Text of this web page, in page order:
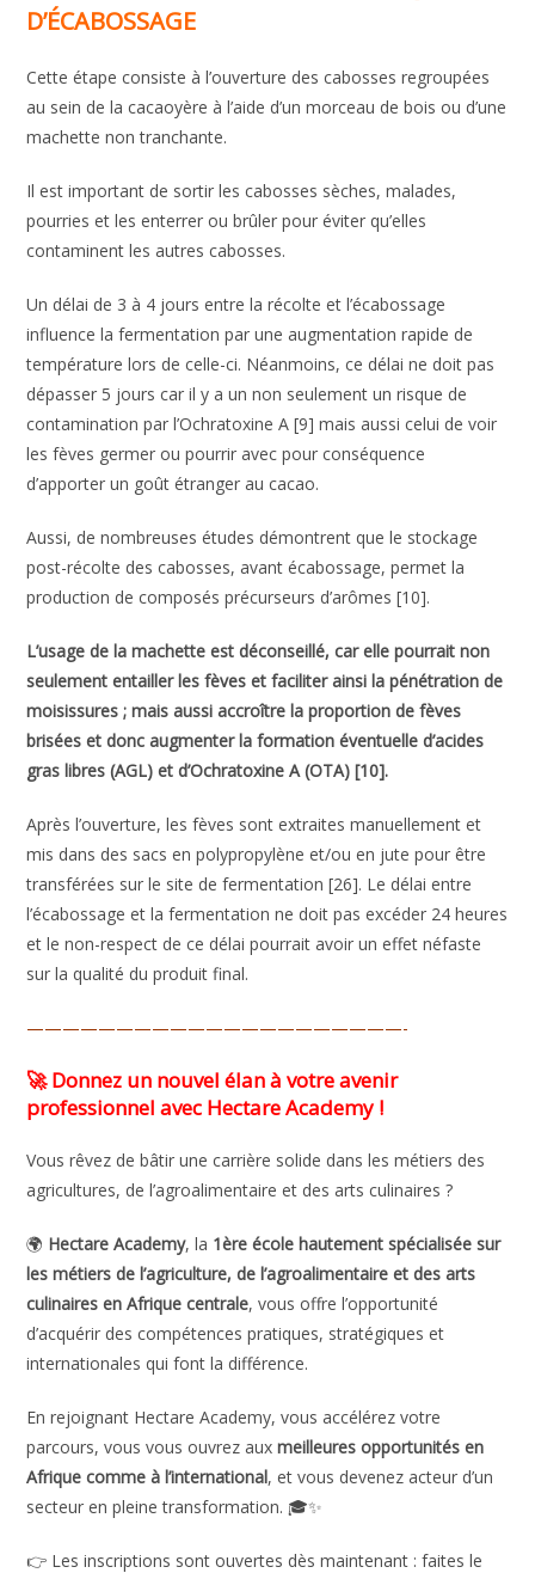
D’ÉCABOSSAGE
Cette étape consiste à l’ouverture des cabosses regroupées
au sein de la cacaoyère à l’aide d’un morceau de bois ou d’une
machette non tranchante.
Il est important de sortir les cabosses sèches, malades,
pourries et les enterrer ou brûler pour éviter qu’elles
contaminent les autres cabosses.
Un délai de 3 à 4 jours entre la récolte et l’écabossage
influence la fermentation par une augmentation rapide de
température lors de celle-ci. Néanmoins, ce délai ne doit pas
dépasser 5 jours car il y a un non seulement un risque de
contamination par l’Ochratoxine A [9] mais aussi celui de voir
les fèves germer ou pourrir avec pour conséquence
d’apporter un goût étranger au cacao.
Aussi, de nombreuses études démontrent que le stockage
post-récolte des cabosses, avant écabossage, permet la
production de composés précurseurs d’arômes [10].
L’usage de la machette est déconseillé, car elle pourrait non
seulement entailler les fèves et faciliter ainsi la pénétration de
moisissures ; mais aussi accroître la proportion de fèves
brisées et donc augmenter la formation éventuelle d’acides
gras libres (AGL) et d’Ochratoxine A (OTA)[10].
Après l’ouverture, les fèves sont extraites manuellement et
mis dans des sacs en polypropylène et/ou en jute pour être
transférées sur le site de fermentation [26]. Le délai entre
l’écabossage et la fermentation ne doit pas excéder 24 heures
et le non-respect de ce délai pourrait avoir un effet néfaste
sur la qualité du produit final.
—————————————————————-
🚀Donnez un nouvel élan à votre avenir
professionnel avec Hectare Academy !
Vous rêvez de bâtir une carrière solide dans les métiers des
agricultures, de l’agroalimentaire et des arts culinaires ?
🌍 Hectare Academy, la 1ère école hautement spécialisée sur
les métiers de l’agriculture, de l’agroalimentaire et des arts
culinaires en Afrique centrale, vous offre l’opportunité
d’acquérir des compétences pratiques, stratégiques et
internationales qui font la différence.
En rejoignant Hectare Academy, vous accélérez votre
parcours, vous vous ouvrez auxmeilleures opportunités en
Afrique comme à l’international, et vous devenez acteur d’un
secteur en pleine transformation. 🎓✨
👉 Les inscriptions sont ouvertes dès maintenant : faites le